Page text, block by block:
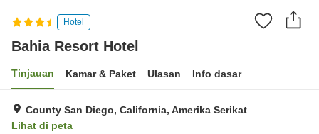
Hotel
Bahia Resort Hotel
Tinjauan Kamar & Paket Ulasan Info dasar
County San Diego, California, Amerika Serikat
Lihat di peta